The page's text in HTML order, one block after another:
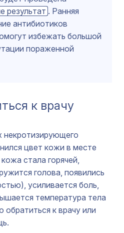
результат . Ранняя
антибиотиков
избежать большой
пораженной
к врачу
некротизирующего
цвет кожи в месте
стала горячей,
голова, появились
усиливается боль,
температура тела
к врачу или